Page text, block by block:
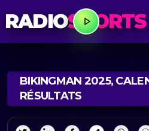
RADIOSPORTS
BIKINGMAN 2025,
RÉSULTATS